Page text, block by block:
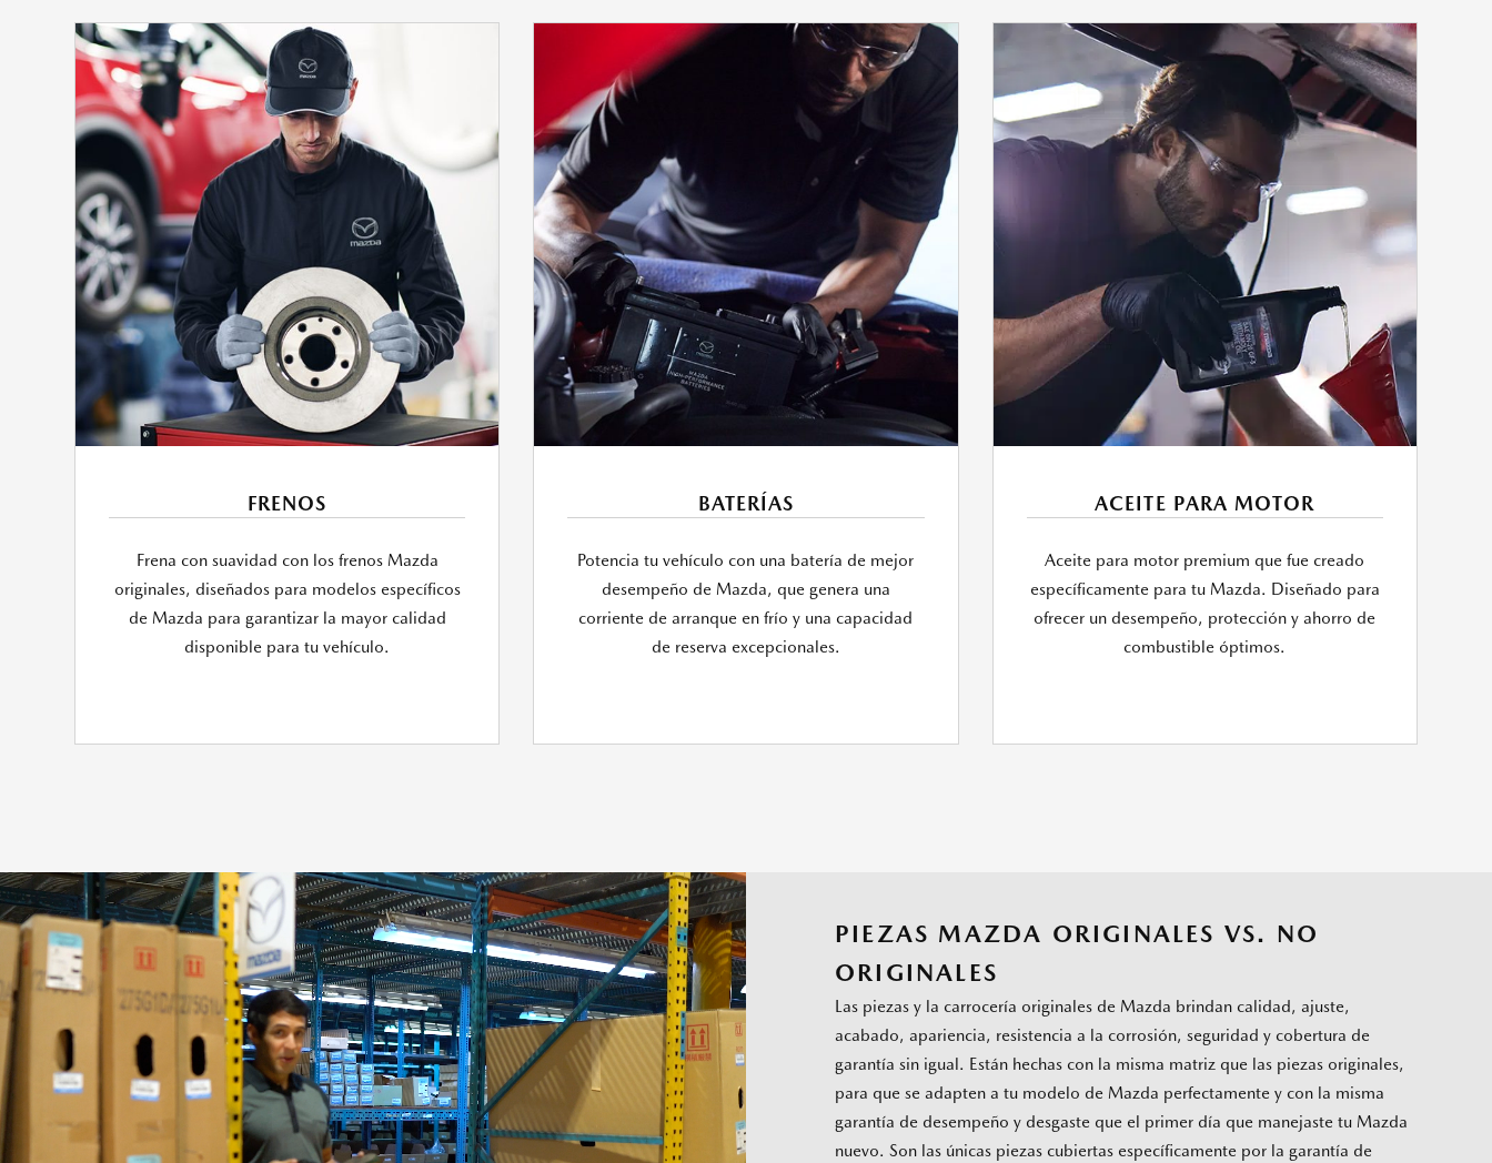
FRENOS
Frena con suavidad con los frenos Mazda
originales, diseñados para modelos específicos
de Mazda para garantizar la mayor calidad
disponible para tu vehículo.
BATERÍAS
Potencia tu vehículo con una batería de mejor
desempeño de Mazda, que genera una
corriente de arranque en frío y una capacidad
de reserva excepcionales.
ACEITE PARA MOTOR
Aceite para motor premium que fue creado
específicamente para tu Mazda. Diseñado para
ofrecer un desempeño, protección y ahorro de
combustible óptimos.
PIEZAS MAZDA ORIGINALES VS. NO
ORIGINALES
Las piezas y la carrocería originales de Mazda brindan calidad, ajuste,
acabado, apariencia, resistencia a la corrosión, seguridad y cobertura de
garantía sin igual. Están hechas con la misma matriz que las piezas originales,
para que se adapten a tu modelo de Mazda perfectamente y con la misma
garantía de desempeño y desgaste que el primer día que manejaste tu Mazda
nuevo. Son las únicas piezas cubiertas específicamente por la garantía de